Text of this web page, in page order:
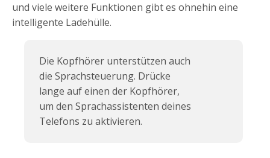
und viele weitere Funktionen gibt es ohnehin eine
intelligente Ladehülle.
Die Kopfhörer unterstützen auch
die Sprachsteuerung. Drücke
lange auf einen der Kopfhörer,
um den Sprachassistenten deines
Telefons zu aktivieren.